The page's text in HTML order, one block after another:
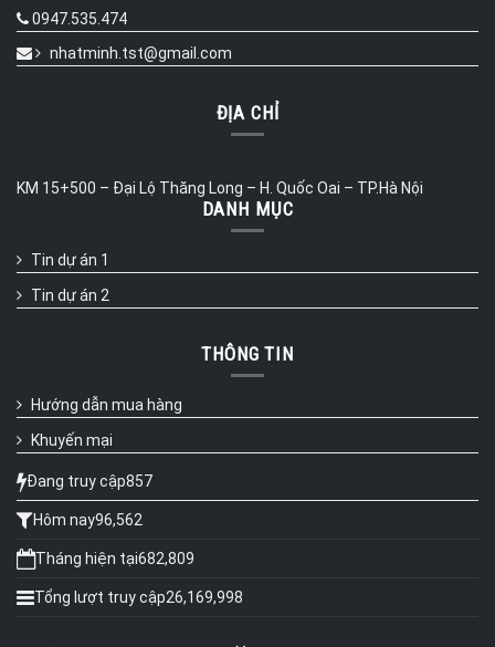
0947.535.474
nhatminh.tst@gmail.com
ĐỊA CHỈ
KM 15+500 – Đại Lộ Thăng Long – H. Quốc Oai – TP.Hà Nội
DANH MỤC
Tin dự án 1
Tin dự án 2
THÔNG TIN
Hướng dẫn mua hàng
Khuyến mại
Đang truy cập857
Hôm nay96,562
Tháng hiện tại682,809
Tổng lượt truy cập26,169,998